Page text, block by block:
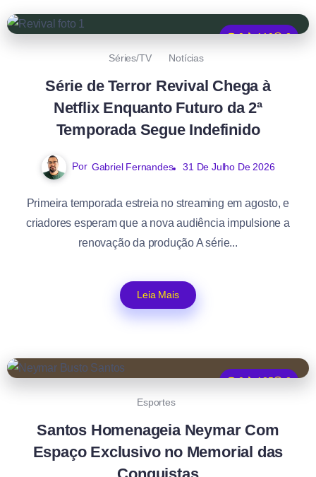
0 119
2
Séries/TV
Notícias
Série de Terror Revival Chega à
Netflix Enquanto Futuro da 2ª
Temporada Segue Indefinido
Por Gabriel Fernandes 31 De Julho De 2026
Primeira temporada estreia no streaming em agosto, e
criadores esperam que a nova audiência impulsione a
renovação da produção A série...
Leia Mais
0 125
2
Esportes
Santos Homenageia Neymar Com
Espaço Exclusivo no Memorial das